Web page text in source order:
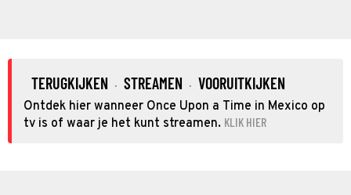
TERUGKIJKEN · STREAMEN · VOORUITKIJKEN
Ontdek hier wanneer Once Upon a Time in Mexico op
tv is of waar je het kunt streamen. KLIK HIER